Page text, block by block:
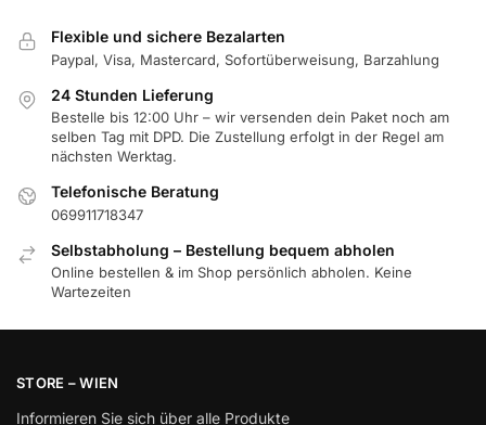
Flexible und sichere Bezalarten
Paypal, Visa, Mastercard, Sofortüberweisung, Barzahlung
24 Stunden Lieferung
Bestelle bis 12:00 Uhr – wir versenden dein Paket noch am
selben Tag mit DPD. Die Zustellung erfolgt in der Regel am
nächsten Werktag.
Telefonische Beratung
069911718347
Selbstabholung – Bestellung bequem abholen
Online bestellen & im Shop persönlich abholen. Keine
Wartezeiten
STORE – WIEN
Informieren Sie sich über alle Produkte